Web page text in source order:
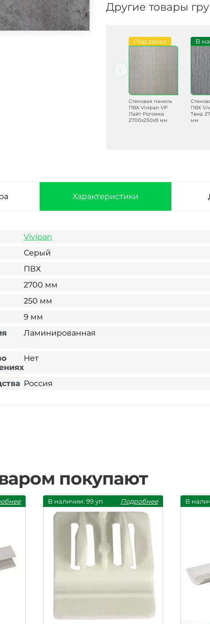
Другие товары
Под заказ
Стеновая панель
ПВХ Vivipan VP
Лайт Рогожка
2700х250х9 мм
В
ПВХ
Твид
мм
Характеристики
Vivipan
Серый
ПВХ
2700 мм
250 мм
9 мм
Ламинированная
Нет
Россия
покупают
В наличии: 99 уп Подробнее В